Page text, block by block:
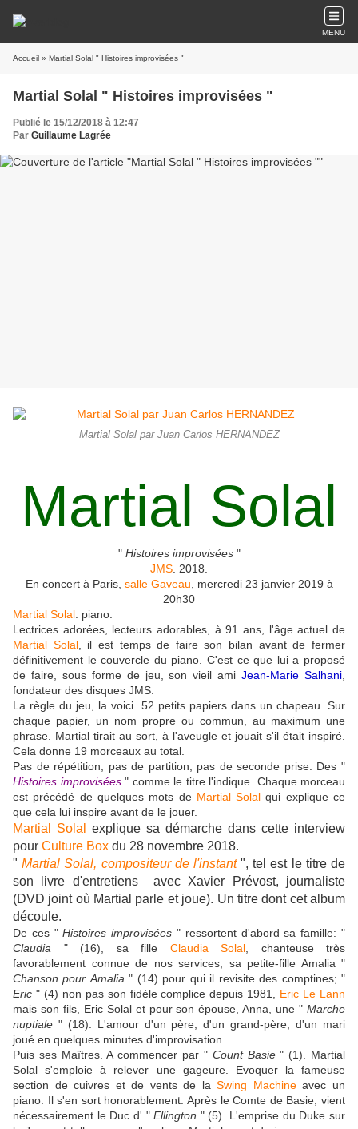
MENU
Accueil » Martial Solal " Histoires improvisées "
Martial Solal " Histoires improvisées "
Publié le 15/12/2018 à 12:47
Par Guillaume Lagrée
Martial Solal par Juan Carlos HERNANDEZ
Martial Solal
" Histoires improvisées"
JMS . 2018.
En concert à Paris, salle Gaveau , mercredi 23 janvier 2019 à
20h30
Martial Solal: piano.
Lectrices adorées, lecteurs adorables, à 91 ans, l'âge actuel de
Martial Solal, il est temps de faire son bilan avant de fermer
définitivement le couvercle du piano. C'est ce que lui a proposé
de faire, sous forme de jeu, son vieil amiJean-Marie Salhani
fondateur des disques JMS.
La règle du jeu, la voici. 52 petits papiers dans un chapeau. Sur
chaque papier, un nom propre ou commun, au maximum une
phrase. Martial tirait au sort, à l'aveugle et jouait s'il était inspiré.
Cela donne 19 morceaux au total.
Pas de répétition, pas de partition, pas de seconde prise. Des "
Histoires improvisées " comme le titre l'indique. Chaque morceau
est précédé de quelques mots de Martial Solal qui explique ce
que cela lui inspire avant de le jouer.
Martial Solal
explique sa démarche dans cette interview
pour Culture Box du 28 novembre 2018.
"Martial Solal, compositeur de l'instant ", tel est le titre de
son livre d'entretiens avec Xavier Prévost, journaliste
(DVD joint où Martial parle et joue). Un titre dont cet album
découle.
De ces "Histoires improvisées " ressortent d'abord sa famille: "
Claudia " (16), sa fille Claudia Solal , chanteuse très
favorablement connue de nos services; sa petite-fille Amalia "
Chanson pour Amalia " (14) pour qui il revisite des comptines; "
Eric " (4) non pas son fidèle complice depuis 1981, Eric Le Lann
mais son fils, Eric Solal et pour son épouse, Anna, une " Marche
nuptiale " (18). L'amour d'un père, d'un grand-père, d'un mari
joué en quelques minutes d'improvisation.
Puis ses Maîtres. A commencer par " Count Basie" (1). Martial
Solal s'emploie à relever une gageure. Evoquer la fameuse
section de cuivres et de vents de laSwing Machineavec un
piano. Il s'en sort honorablement. Après le Comte de Basie, vient
nécessairement le Duc d' "Ellington " (5). L'emprise du Duke sur